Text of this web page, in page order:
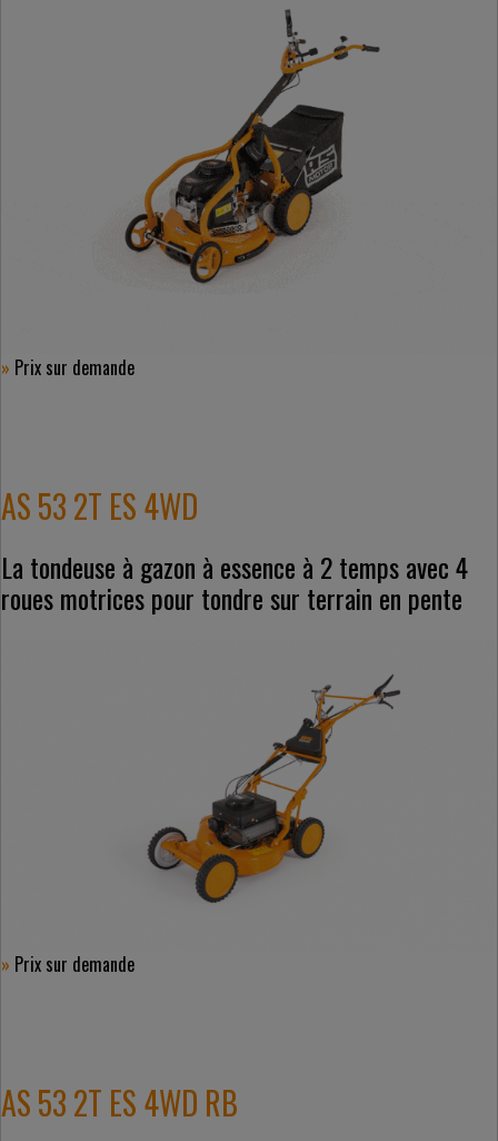
» Prix ​​sur demande
AS 53 2T ES 4WD
La tondeuse à gazon à essence à 2 temps avec 4
roues motrices pour tondre sur terrain en pente
» Prix ​​sur demande
AS 53 2T ES 4WD RB